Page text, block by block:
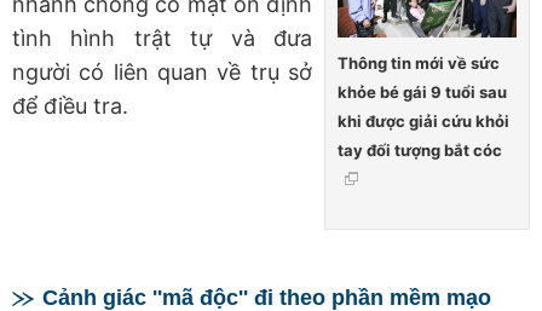
Thông tin mới về sức
khỏe bé gái 9 tuổi sau
khi được giải cứu khỏi
tay đối tượng bắt cóc
tình hình trật tự và đưa
người có liên quan về trụ sở
để điều tra.
Cảnh giác ''mã độc'' đi theo phần mềm mạo